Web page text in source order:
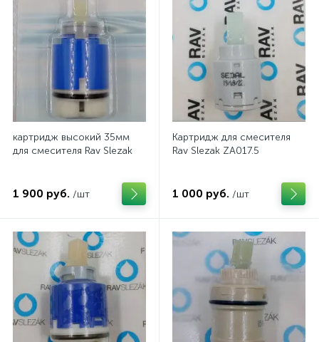
картридж высокий 35мм
для смесителя Rav Slezak
1 900 руб. /шт
Картридж для смесителя
Rav Slezak ZA017.5
1 000 руб. /шт